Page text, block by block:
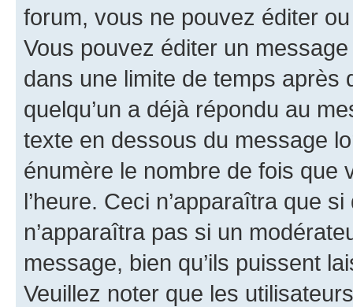
forum, vous ne pouvez éditer
Vous pouvez éditer un
dans une limite de temps après
quelqu’un a déjà répondu au
texte en dessous du message
énumère le nombre de fois que
l’heure. Ceci n’apparaîtra que
n’apparaîtra pas si un
message, bien qu’ils puissent
Veuillez noter que les